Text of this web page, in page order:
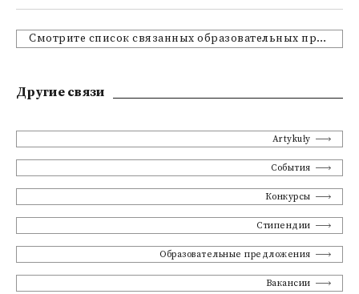
Смотрите список связанных образовательных предложений
Другие связи
Artykuły
События
Конкурсы
Стипендии
Образовательные предложения
Вакансии